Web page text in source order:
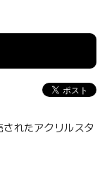
れたアクリルスタ